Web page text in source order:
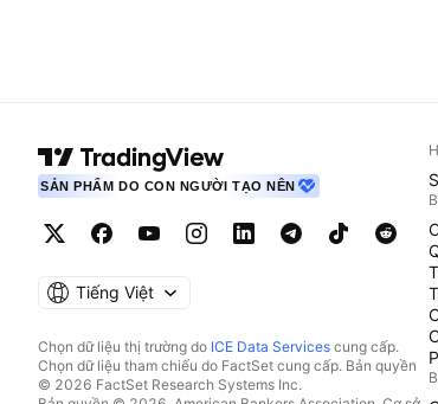
SẢN PHẨM DO CON NGƯỜI TẠO NÊN
Tiếng Việt
Chọn dữ liệu thị trường do ICE Data Services cung cấp.
Chọn dữ liệu tham chiếu do FactSet cung cấp. Bản quyền
© 2026 FactSet Research Systems Inc.